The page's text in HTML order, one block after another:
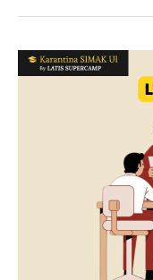
Tingkatkan
Nilai